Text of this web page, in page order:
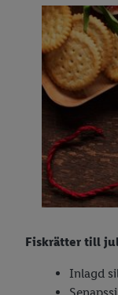
Fiskrätter till
Inlagd